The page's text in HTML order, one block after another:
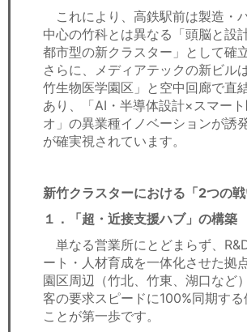
これにより、高鉄駅前は製造・
中心の竹科とは異なる「頭脳と設
都市型の新クラスター」として確
さらに、メディアテックの新ビル
竹生物医学園区」と空中回廊で直
あり、「AI・半導体設計×スマー
オ」の異業種イノベーションが誘
が確実視されています。
新竹クラスターにおける「2つの戦
１．「超・近接支援ハブ」の構築
単なる営業所にとどまらず、
ート・人材育成を一体化させた拠
園区周辺（竹北、竹東、湖口など
客の要求スピードに100%同期する
ことが第一歩です。